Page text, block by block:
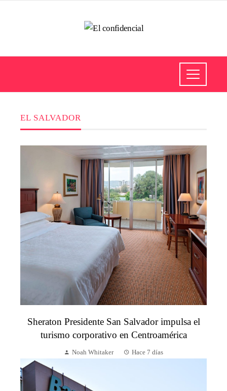
EL SALVADOR
Sheraton Presidente San Salvador impulsa el
turismo corporativo en Centroamérica
Noah Whitaker Hace 7 días